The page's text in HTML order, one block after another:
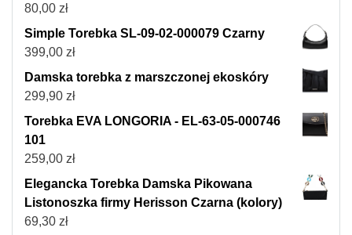
80,00 zł
Simple Torebka SL-09-02-000079 Czarny
399,00 zł
Damska torebka z marszczonej ekoskóry
299,90 zł
Torebka EVA LONGORIA - EL-63-05-000746
101
259,00 zł
Elegancka Torebka Damska Pikowana
Listonoszka firmy Herisson Czarna (kolory)
69,30 zł